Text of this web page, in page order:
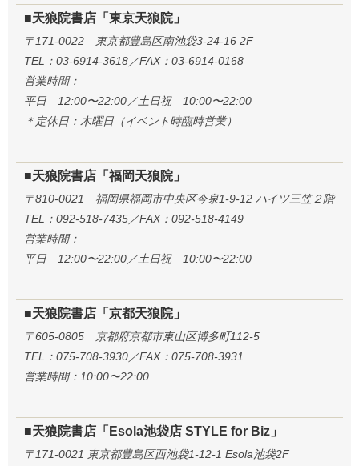
■天狼院書店「東京天狼院」
〒171-0022 東京都豊島区南池袋3-24-16 2F
TEL：03-6914-3618／FAX：03-6914-0168
営業時間：
平日 12:00〜22:00／土日祝 10:00〜22:00
＊定休日：木曜日（イベント時臨時営業）
■天狼院書店「福岡天狼院」
〒810-0021 福岡県福岡市中央区今泉1-9-12 ハイツ三笠２階
TEL：092-518-7435／FAX：092-518-4149
営業時間：
平日 12:00〜22:00／土日祝 10:00〜22:00
■天狼院書店「京都天狼院」
〒605-0805 京都府京都市東山区博多町112-5
TEL：075-708-3930／FAX：075-708-3931
営業時間：10:00〜22:00
■天狼院書店「Esola池袋店 STYLE for Biz」
〒171-0021 東京都豊島区西池袋1-12-1 Esola池袋2F